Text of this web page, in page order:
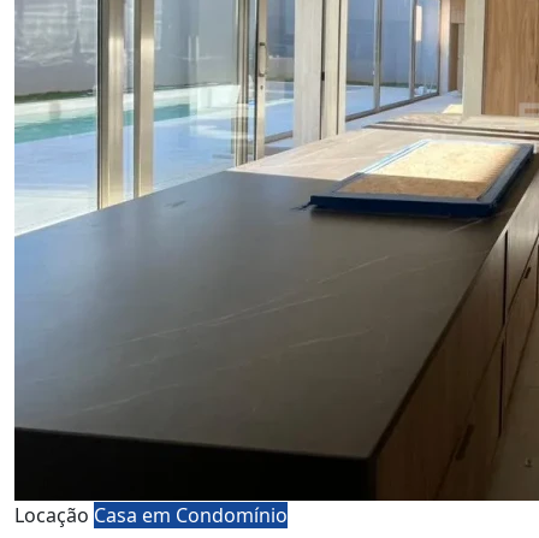
Locação Casa em Condomínio